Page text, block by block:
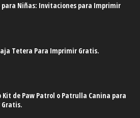
para Niñas: Invitaciones para Imprimir
Tetera Para Imprimir Gratis.
Kit de Paw Patrol o Patrulla Canina para